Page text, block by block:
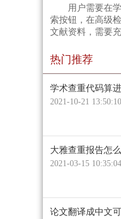
用户需要在
索按钮，在高级
文献资料，需要
热门推荐
学术查重代码算
2021-10-21 13:50:10
大雅查重报告怎
2021-03-15 10:35:04
论文翻译成中文